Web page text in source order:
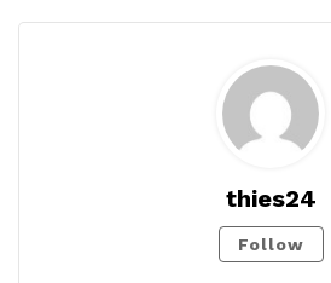
thies24
Follow